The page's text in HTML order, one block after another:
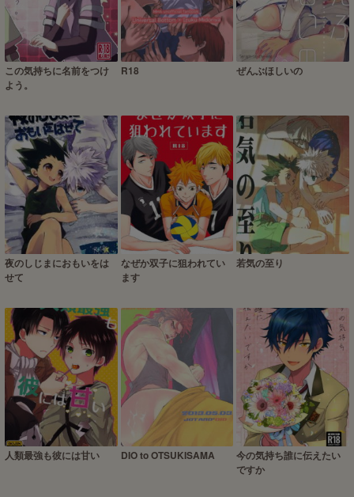
この気持ちに名前をつけ
よう。
R18 ぜんぶほしいの
夜のしじまにおもいをは
せて
なぜか双子に狙われてい
ます
若気の至り
人類最強も彼には甘い DIO to OTSUKISAMA
今の気持ち誰に伝えたい
ですか